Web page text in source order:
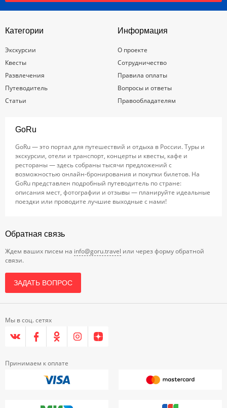
Категории
Экскурсии
Квесты
Развлечения
Путеводитель
Статьи
Информация
О проекте
Сотрудничество
Правила оплаты
Вопросы и ответы
Правообладателям
GoRu
GoRu — это портал для путешествий и отдыха в России. Туры и
экскурсии, отели и транспорт, концерты и квесты, кафе и
рестораны — здесь собраны тысячи предложений с
возможностью онлайн-бронирования и покупки билетов. На
GoRu представлен подробный путеводитель по стране:
описания мест, фотографии и отзывы — планируйте идеальные
поездки или проводите лучшие выходные с нами!
Обратная связь
Ждем ваших писем на info@goru.travel или через форму обратной
связи.
ЗАДАТЬ ВОПРОС
Мы в соц. сетях
Принимаем к оплате